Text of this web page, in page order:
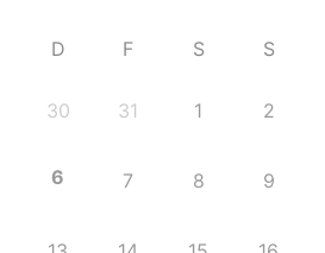
D F S S
30 31 1 2
6 7 8 9